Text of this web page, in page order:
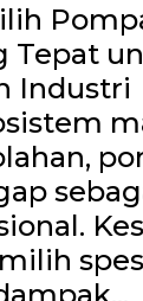
Tepat
Industri